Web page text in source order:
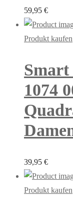
59,95 €
Produkt kaufen
Smart
1074
39,95 €
Produkt kaufen